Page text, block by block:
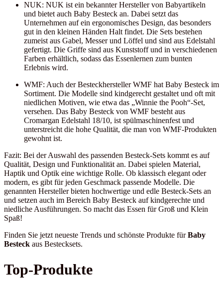
NUK: NUK ist ein bekannter Hersteller von Babyartikeln
und bietet auch Baby Besteck an. Dabei setzt das
Unternehmen auf ein ergonomisches Design, das besonders
gut in den kleinen Händen Halt findet. Die Sets bestehen
zumeist aus Gabel, Messer und Löffel und sind aus Edelstahl
gefertigt. Die Griffe sind aus Kunststoff und in verschiedenen
Farben erhältlich, sodass das Essenlernen zum bunten
Erlebnis wird.
WMF: Auch der Besteckhersteller WMF hat Baby Besteck im
Sortiment. Die Modelle sind kindgerecht gestaltet und oft mit
niedlichen Motiven, wie etwa das „Winnie the Pooh“-Set,
versehen. Das Baby Besteck von WMF besteht aus
Cromargan Edelstahl 18/10, ist spülmaschinenfest und
unterstreicht die hohe Qualität, die man von WMF-Produkten
gewohnt ist.
Fazit: Bei der Auswahl des passenden Besteck-Sets kommt es auf
Qualität, Design und Funktionalität an. Dabei spielen Material,
Haptik und Optik eine wichtige Rolle. Ob klassisch elegant oder
modern, es gibt für jeden Geschmack passende Modelle. Die
genannten Hersteller bieten hochwertige und edle Besteck-Sets an
und setzen auch im Bereich Baby Besteck auf kindgerechte und
niedliche Ausführungen. So macht das Essen für Groß und Klein
Spaß!
Finden Sie jetzt neueste Trends und schönste Produkte fürBaby
Besteck aus Bestecksets.
Top-Produkte